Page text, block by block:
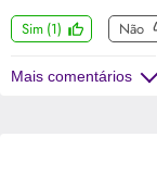
Sim (1) Não
Mais comentários